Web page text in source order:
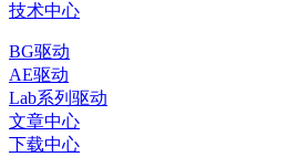
技术中心
BG驱动
AE驱动
Lab系列驱动
文章中心
下载中心